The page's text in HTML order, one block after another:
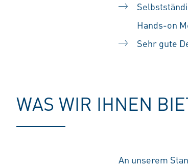
Hands-on
Sehr gute
WAS WIR IHNEN
An unserem